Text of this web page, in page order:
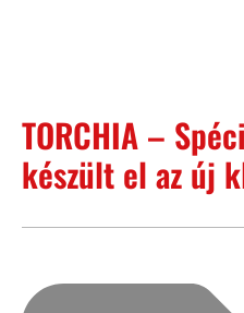
TORCHIA –
készült el az új